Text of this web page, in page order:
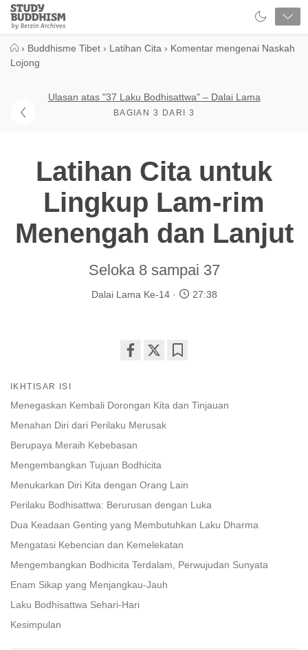
Close
Study
Buddhism
› Buddhisme Tibet › Latihan Cita › Komentar mengenai Naskah
Lojong
Ulasan atas "37 Laku Bodhisattwa" – Dalai Lama
BAGIAN 3 DARI 3
Latihan Cita untuk
Lingkup Lam-rim
Menengah dan Lanjut
Seloka 8 sampai 37
Dalai Lama Ke-14 27:38
facebook
IKHTISAR ISI
Menegaskan Kembali Dorongan Kita dan Tinjauan
Menahan Diri dari Perilaku Merusak
Berupaya Meraih Kebebasan
Mengembangkan Tujuan Bodhicita
Menukarkan Diri Kita dengan Orang Lain
Perilaku Bodhisattwa: Berurusan dengan Luka
Dua Keadaan Genting yang Membutuhkan Laku Dharma
Mengatasi Kebencian dan Kemelekatan
Mengembangkan Bodhicita Terdalam, Perwujudan Sunyata
Enam Sikap yang Menjangkau-Jauh
Laku Bodhisattwa Sehari-Hari
Kesimpulan